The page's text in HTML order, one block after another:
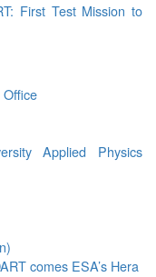
First Test Mission to
Applied Physics
comes ESA’s Hera